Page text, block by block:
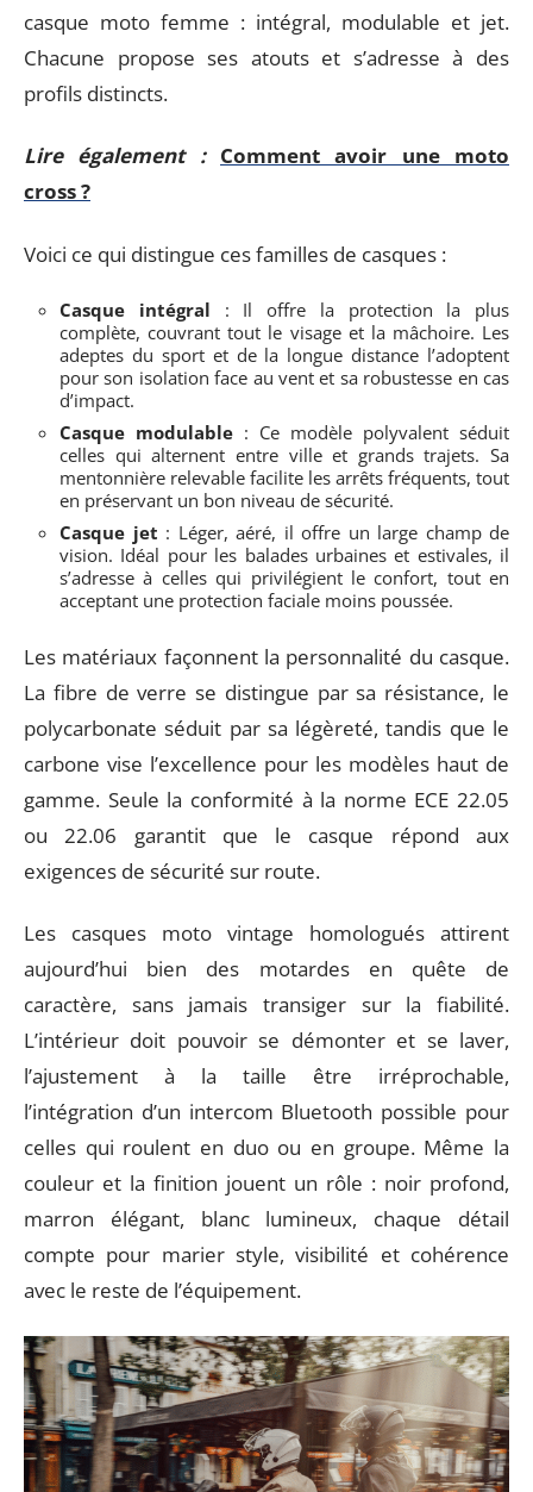
casque moto femme : intégral, modulable et jet.
Chacune propose ses atouts et s’adresse à des
profils distincts.
Lire également : Comment avoir une moto
cross ?
Voici ce qui distingue ces familles de casques :
Casque intégral : Il offre la protection la plus
complète, couvrant tout le visage et la mâchoire. Les
adeptes du sport et de la longue distance l’adoptent
pour son isolation face au vent et sa robustesse en cas
d’impact.
Casque modulable : Ce modèle polyvalent séduit
celles qui alternent entre ville et grands trajets. Sa
mentonnière relevable facilite les arrêts fréquents, tout
en préservant un bon niveau de sécurité.
Casque jet : Léger, aéré, il offre un large champ de
vision. Idéal pour les balades urbaines et estivales, il
s’adresse à celles qui privilégient le confort, tout en
acceptant une protection faciale moins poussée.
Les matériaux façonnent la personnalité du casque.
La fibre de verre se distingue par sa résistance, le
polycarbonate séduit par sa légèreté, tandis que le
carbone vise l’excellence pour les modèles haut de
gamme. Seule la conformité à la norme ECE 22.05
ou 22.06 garantit que le casque répond aux
exigences de sécurité sur route.
Les casques moto vintage homologués attirent
aujourd’hui bien des motardes en quête de
caractère, sans jamais transiger sur la fiabilité.
L’intérieur doit pouvoir se démonter et se laver,
l’ajustement à la taille être irréprochable,
l’intégration d’un intercom Bluetooth possible pour
celles qui roulent en duo ou en groupe. Même la
couleur et la finition jouent un rôle : noir profond,
marron élégant, blanc lumineux, chaque détail
compte pour marier style, visibilité et cohérence
avec le reste de l’équipement.